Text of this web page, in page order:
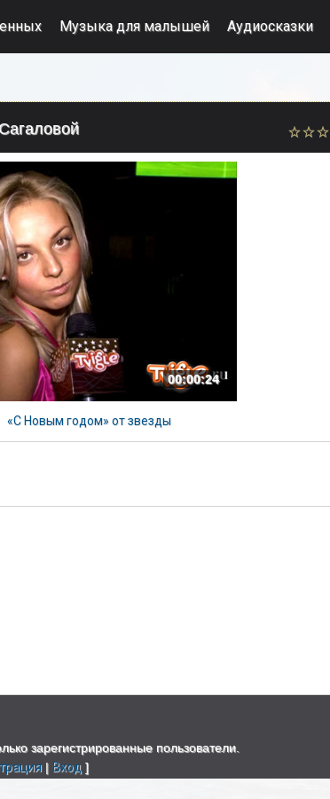
Музыка для малышей Аудиосказки
00:00:24
«С Новым годом» от звезды
зарегистрированные пользователи.
| Вход ]